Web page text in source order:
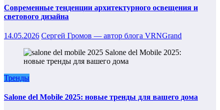
Современные тенденции архитектурного освещения и
светового дизайна
14.05.2026 Сергей Громов — автор блога VRNGrand
Тренды
Salone del Mobile 2025: новые тренды для вашего дома